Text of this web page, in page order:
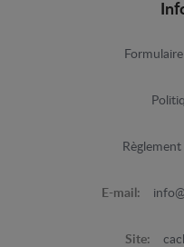
E-mail:
Site: